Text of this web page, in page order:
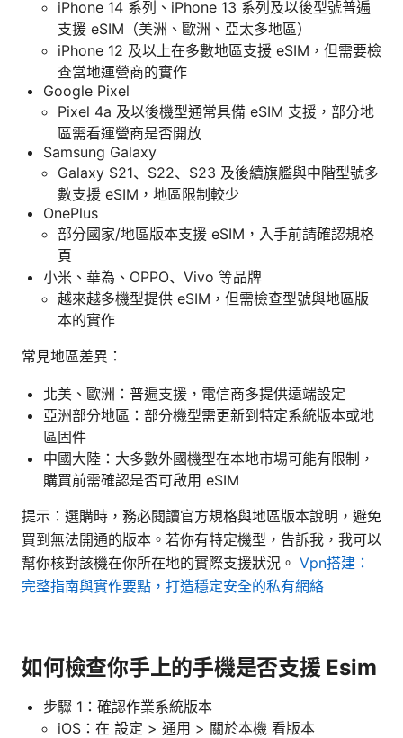
iPhone 14 系列、iPhone 13 系列及以後型號普遍
支援 eSIM（美洲、歐洲、亞太多地區）
iPhone 12 及以上在多數地區支援 eSIM，但需要檢
查當地運營商的實作
Google Pixel
Pixel 4a 及以後機型通常具備 eSIM 支援，部分地
區需看運營商是否開放
Samsung Galaxy
Galaxy S21、S22、S23 及後續旗艦與中階型號多
數支援 eSIM，地區限制較少
OnePlus
部分國家/地區版本支援 eSIM，入手前請確認規格
頁
小米、華為、OPPO、Vivo 等品牌
越來越多機型提供 eSIM，但需檢查型號與地區版
本的實作
常見地區差異：
北美、歐洲：普遍支援，電信商多提供遠端設定
亞洲部分地區：部分機型需更新到特定系統版本或地
區固件
中國大陸：大多數外國機型在本地市場可能有限制，
購買前需確認是否可啟用 eSIM
提示：選購時，務必閱讀官方規格與地區版本說明，避免
買到無法開通的版本。若你有特定機型，告訴我，我可以
幫你核對該機在你所在地的實際支援狀況。 Vpn搭建：
完整指南與實作要點，打造穩定安全的私有網絡
如何檢查你手上的手機是否支援 Esim
步驟 1：確認作業系統版本
iOS：在 設定 > 通用 > 關於本機 看版本